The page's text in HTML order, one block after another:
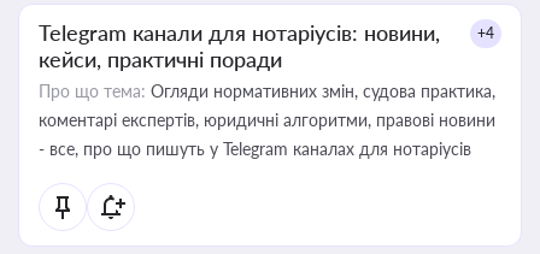
Telegram канали для нотаріусів: новини,
кейси, практичні поради
+4
Про що тема: Огляди нормативних змін, судова практика,
коментарі експертів, юридичні алгоритми, правові новини
- все, про що пишуть у Telegram каналах для нотаріусів